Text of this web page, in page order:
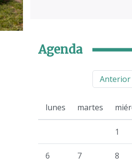
Agenda
Anterior
lunes martes
1
6 7 8